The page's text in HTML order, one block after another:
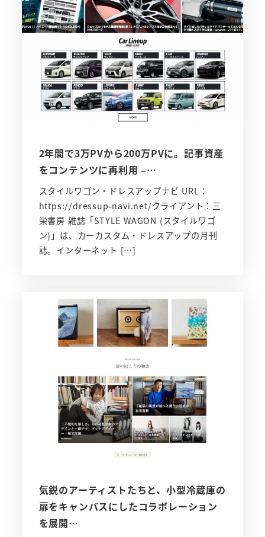
2年間で3万PVから200万PVに。記事資産
をコンテンツに再利用 –…
スタイルワゴン・ドレスアップナビ URL：
https://dressup-navi.net/クライアント：三
栄書房 雑誌「STYLE WAGON (スタイルワゴ
ン)」は、カーカスタム・ドレスアップの月刊
誌。インターネット […]
気鋭のアーティストたちと、小型冷蔵庫の
扉をキャンバスにしたコラボレーション
を展開…